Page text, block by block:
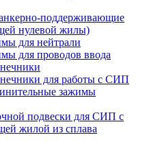
поддерживающие
нулевой жилы)
для нейтрали
для проводов ввода
для работы с СИП
зажимы
подвески для СИП с
жилой из сплава